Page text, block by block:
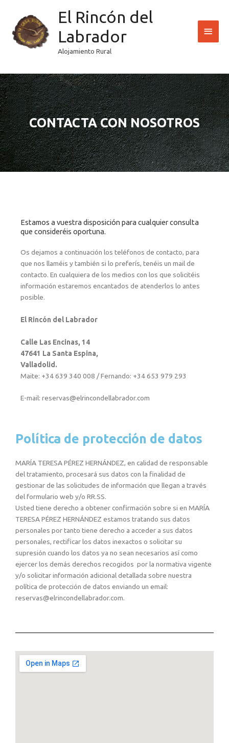
contenido
El Rincón del
Labrador
Alojamiento Rural
CONTACTA CON NOSOTROS
Estamos a vuestra disposición para cualquier consulta
que consideréis oportuna.
Os dejamos a continuación los teléfonos de contacto, para
que nos llaméis y también si lo preferís, tenéis un mail de
contacto. En cualquiera de los medios con los que solicitéis
información estaremos encantados de atenderlos lo antes
posible.
El Rincón del Labrador
Calle Las Encinas, 14
47641 La Santa Espina,
Valladolid.
Maite: +34 639 340 008 / Fernando: +34 653 979 293
E-mail: reservas@elrincondellabrador.com
Política de protección de datos
MARÍA TERESA PÉREZ HERNÁNDEZ, en calidad de responsable
del tratamiento, procesará sus datos con la finalidad de
gestionar de las solicitudes de información que llegan a través
del formulario web y/o RR.SS.
Usted tiene derecho a obtener confirmación sobre si en MARÍA
TERESA PÉREZ HERNÁNDEZ estamos tratando sus datos
personales por tanto tiene derecho a acceder a sus datos
personales, rectificar los datos inexactos o solicitar su
supresión cuando los datos ya no sean necesarios así como
ejercer los demás derechos recogidos por la normativa vigente
y/o solicitar información adicional detallada sobre nuestra
política de protección de datos enviando un email:
reservas@elrincondellabrador.com.